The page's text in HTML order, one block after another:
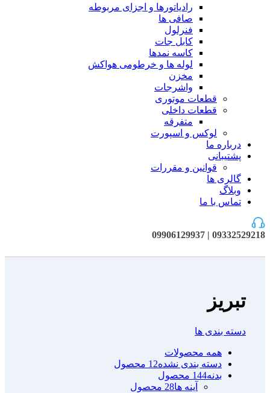
رادیاتورها و اجزای مربوطه
صافی ها
فنرلول
کابل جات
کاسه نمدها
لوله ها و خرطومی هواکش
مخزن
واشرجات
قطعات موتوری
قطعات داخلی
متفرقه
لوکس و اسپورت
درباره ما
پشتیبانی
قوانین و مقررات
گالری ها
وبلاگ
تماس با ما
09332529218 | 09906129937
تبریز
دسته بندی ها
همه محصولات
دسته بندی نشده12 محصول
بدنه144 محصول
آینه ها28 محصول